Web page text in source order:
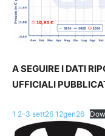
A SEGUIRE I DATI
UFFICIALI
1 2-3 sett26 12gen26